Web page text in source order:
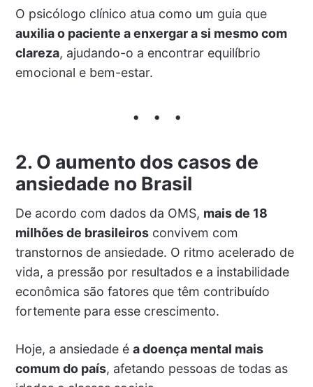
O psicólogo clínico atua como um guia que
auxilia o paciente a enxergar a si mesmo com
clareza, ajudando-o a encontrar equilíbrio
emocional e bem-estar.
2. O aumento dos casos de
ansiedade no Brasil
De acordo com dados da OMS, mais de 18
milhões de brasileirosconvivem com
transtornos de ansiedade. O ritmo acelerado de
vida, a pressão por resultados e a instabilidade
econômica são fatores que têm contribuído
fortemente para esse crescimento.
Hoje, a ansiedade é a doença mental mais
comum do país, afetando pessoas de todas as